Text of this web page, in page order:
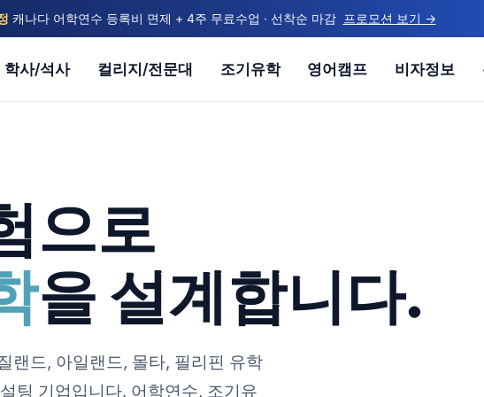
캐나다 어학연수 등록비 면제 + 4주 무료수업 · 선착순 마감 프로모션 보기 →
학사/석사 컬리지/전문대 조기유학 영어캠프 비자정보
으로
을 설계합니다.
랜드, 아일랜드, 몰타, 필리핀 유학
팅 기업입니다. 어학연수, 조기유